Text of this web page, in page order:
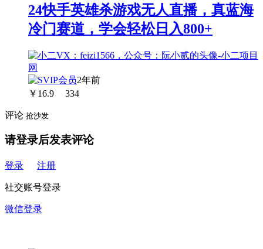
24快手英雄杀游戏无人直播，真蓝海
冷门赛道，学会轻松日入800+
2年前
￥ 16.9 334
评论 抢沙发
请登录后发表评论
登录 注册
社交账号登录
微信登录